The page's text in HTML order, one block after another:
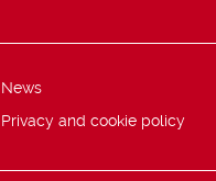
News
Privacy and cookie policy